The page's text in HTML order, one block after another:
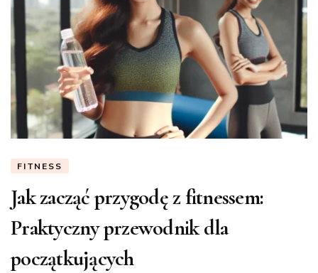
FITNESS
Jak zacząć przygodę z fitnessem:
Praktyczny przewodnik dla
początkujących